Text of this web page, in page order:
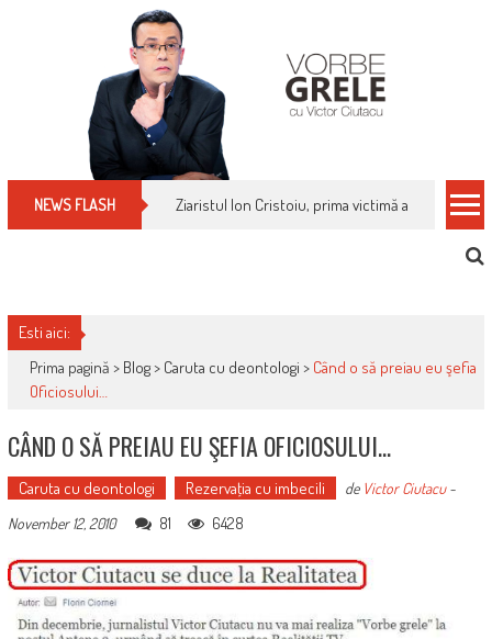
NEWS FLASH Cum îți schimbi, rapid, gratuit și eficient,
Esti aici:
Prima pagină > Blog> Caruta cu deontologi > Când o să preiau eu şefia
Oficiosului…
CÂND O SĂ PREIAU EU ŞEFIA OFICIOSULUI…
Caruta cu deontologi Rezervaţia cu imbecili de Victor Ciutacu-
November 12, 2010
81 6428